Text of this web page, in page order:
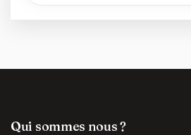
Qui sommes nous ?